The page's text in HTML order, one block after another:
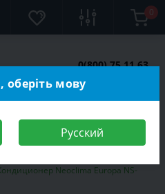
0
0(800) 75 11 63
Neoclima Europa NS-
оберіть мову
Русский